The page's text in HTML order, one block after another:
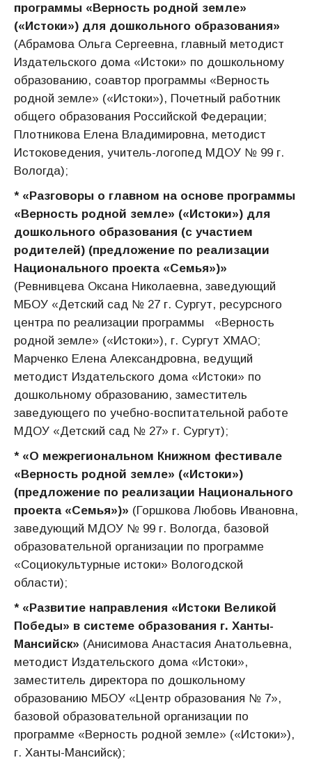
программы «Верность родной земле»
(«Истоки») для дошкольного образования»
(Абрамова Ольга Сергеевна, главный методист
Издательского дома «Истоки» по дошкольному
образованию, соавтор программы «Верность
родной земле» («Истоки»), Почетный работник
общего образования Российской Федерации;
Плотникова Елена Владимировна, методист
Истоковедения, учитель-логопед МДОУ № 99 г.
Вологда);
* «Разговоры о главном на основе программы
«Верность родной земле» («Истоки») для
дошкольного образования (с участием
родителей) (предложение по реализации
Национального проекта «Семья»)»
(Ревнивцева Оксана Николаевна, заведующий
МБОУ «Детский сад № 27 г. Сургут, ресурсного
центра по реализации программы «Верность
родной земле» («Истоки»), г. Сургут ХМАО;
Марченко Елена Александровна, ведущий
методист Издательского дома «Истоки» по
дошкольному образованию, заместитель
заведующего по учебно-воспитательной работе
МДОУ «Детский сад № 27» г. Сургут);
* «О межрегиональном Книжном фестивале
«Верность родной земле» («Истоки»)
(предложение по реализации Национального
проекта «Семья»)» (Горшкова Любовь Ивановна,
заведующий МДОУ № 99 г. Вологда, базовой
образовательной организации по программе
«Социокультурные истоки» Вологодской
области);
* «Развитие направления «Истоки Великой
Победы» в системе образования г. Ханты-
Мансийск» (Анисимова Анастасия Анатольевна,
методист Издательского дома «Истоки»,
заместитель директора по дошкольному
образованию МБОУ «Центр образования № 7»,
базовой образовательной организации по
программе «Верность родной земле» («Истоки»),
г. Ханты-Мансийск);